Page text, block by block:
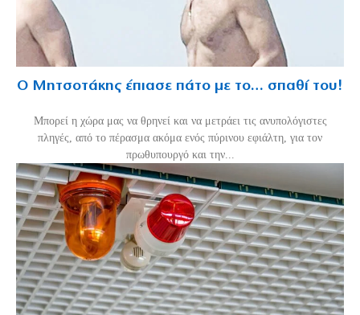
Ο Μητσοτάκης έπιασε πάτο με το… σπαθί του!
Mπορεί η χώρα μας να θρηνεί και να μετράει τις ανυπολόγιστες
πληγές, από το πέρασμα ακόμα ενός πύρινου εφιάλτη, για τον
πρωθυπουργό και την...